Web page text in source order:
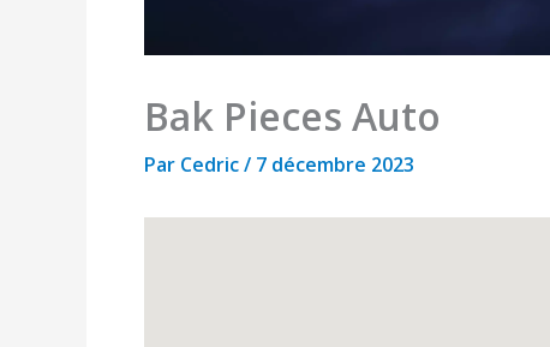
Bak Pieces Auto
Par Cedric/ 7 décembre 2023